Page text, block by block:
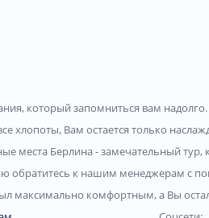
который запомниться вам надолго.
хлопоты, Вам остается только
места Берлина - замечательный
обратитесь к нашим менеджерам с
максимально комфортным, а Вы